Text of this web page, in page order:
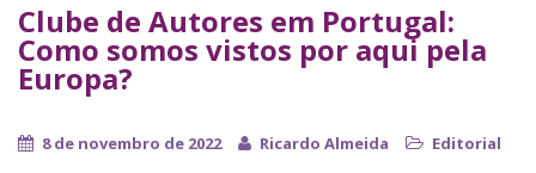
Clube de Autores em Portugal:
Como somos vistos por aqui pela
Europa?
8 de novembro de 2022 Ricardo Almeida Editorial